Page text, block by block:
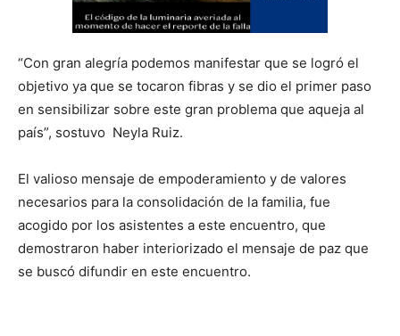
“Con gran alegría podemos manifestar que se logró el
objetivo ya que se tocaron fibras y se dio el primer paso
en sensibilizar sobre este gran problema que aqueja al
país”, sostuvo Neyla Ruiz.
El valioso mensaje de empoderamiento y de valores
necesarios para la consolidación de la familia, fue
acogido por los asistentes a este encuentro, que
demostraron haber interiorizado el mensaje de paz que
se buscó difundir en este encuentro.